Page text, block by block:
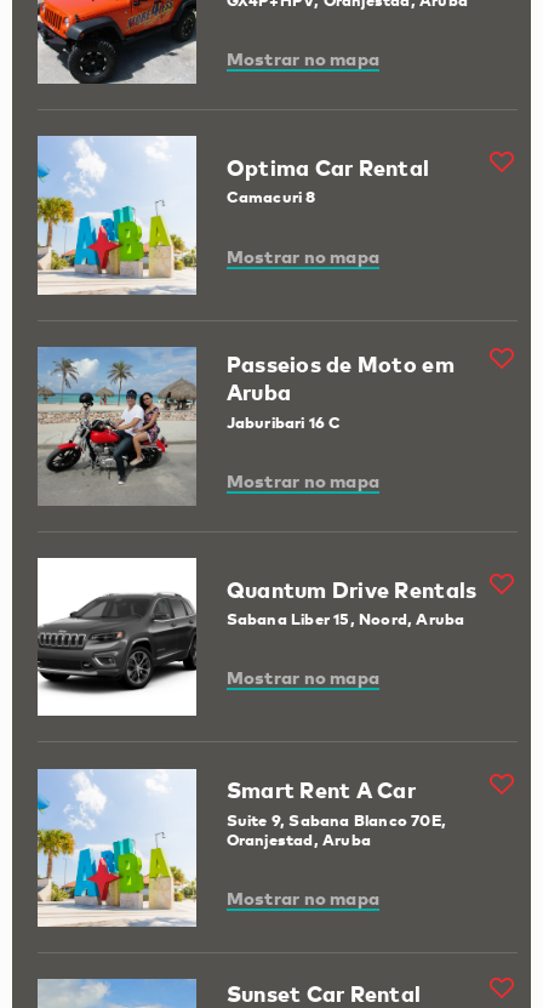
Mostrar no mapa
Optima Car Rental
Camacuri 8
Mostrar no mapa
Passeios de Moto em
Aruba
Jaburibari 16 C
Mostrar no mapa
Quantum Drive Rentals
Sabana Liber 15, Noord, Aruba
Mostrar no mapa
Smart Rent A Car
Suite 9, Sabana Blanco 70E,
Oranjestad, Aruba
Mostrar no mapa
Sunset Car Rental